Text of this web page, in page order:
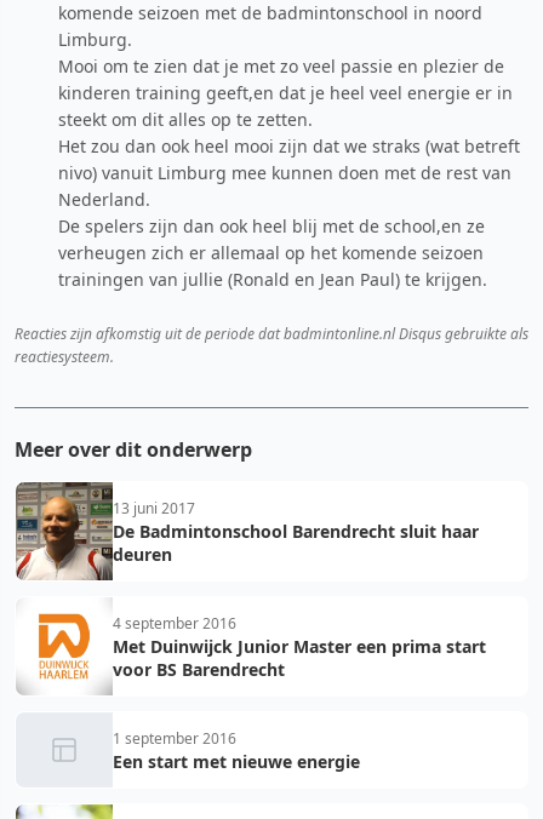
komende seizoen met de badmintonschool in noord
Limburg.
Mooi om te zien dat je met zo veel passie en plezier de
kinderen training geeft,en dat je heel veel energie er in
steekt om dit alles op te zetten.
Het zou dan ook heel mooi zijn dat we straks (wat betreft
nivo) vanuit Limburg mee kunnen doen met de rest van
Nederland.
De spelers zijn dan ook heel blij met de school,en ze
verheugen zich er allemaal op het komende seizoen
trainingen van jullie (Ronald en Jean Paul) te krijgen.
Reacties zijn afkomstig uit de periode dat badmintonline.nl Disqus gebruikte als
reactiesysteem.
Meer over dit onderwerp
13 juni 2017
De Badmintonschool Barendrecht sluit haar
deuren
4 september 2016
Met Duinwijck Junior Master een prima start
voor BS Barendrecht
1 september 2016
Een start met nieuwe energie